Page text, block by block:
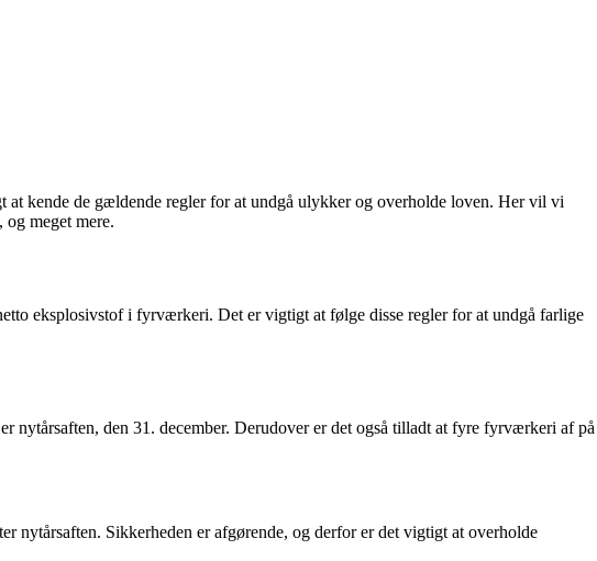
kende de gældende regler for at undgå ulykker og overholde loven. Her vil vi
meget mere.
eksplosivstof i fyrværkeri. Det er vigtigt at følge disse regler for at undgå farlige
den 31. december. Derudover er det også tilladt at fyre fyrværkeri af på
Sikkerheden er afgørende, og derfor er det vigtigt at overholde